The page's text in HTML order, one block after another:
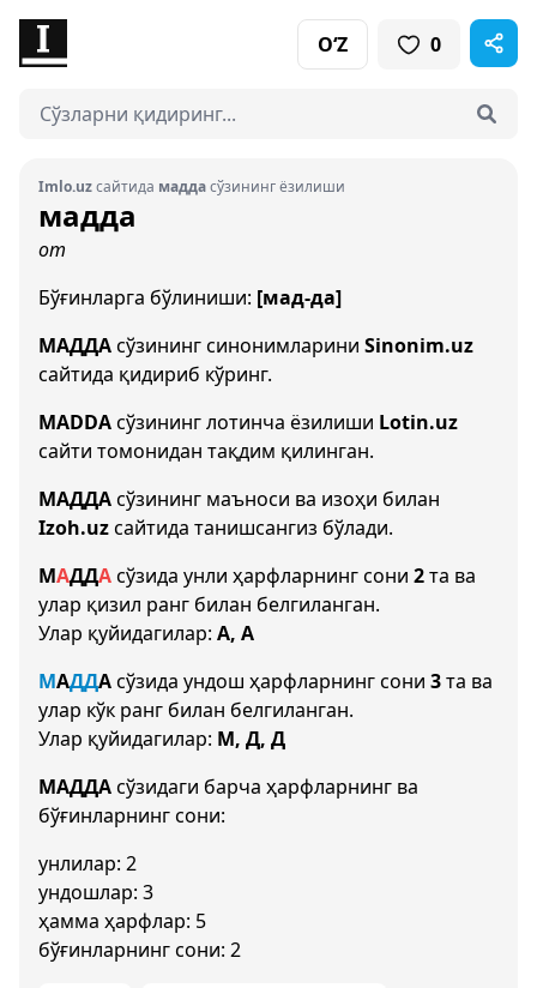
O‘Z 0
Imlo.uzсайтида маддасўзининг ёзилиши
мадда
от
Бўғинларга бўлиниши: [мад-да]
МАДДАсўзининг синонимларини Sinonim.uz
сайтида қидириб кўринг.
MADDAсўзининг лотинча ёзилиши Lotin.uz
сайти томонидан тақдим қилинган.
МАДДАсўзининг маъноси ва изоҳи билан
Izoh.uzсайтида танишсангиз бўлади.
МАДДАсўзида унли ҳарфларнинг сони 2та ва
улар қизил ранг билан белгиланган.
Улар қуйидагилар: А, А
МАДДАсўзида ундош ҳарфларнинг сони 3та ва
улар кўк ранг билан белгиланган.
Улар қуйидагилар: М, Д, Д
МАДДАсўзидаги барча ҳарфларнинг ва
бўғинларнинг сони:
унлилар: 2
ундошлар: 3
ҳамма ҳарфлар: 5
бўғинларнинг сони: 2